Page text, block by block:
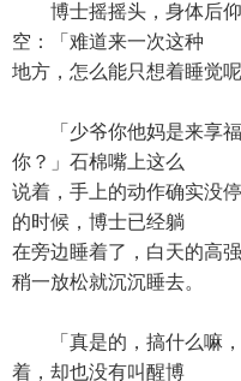
博士摇摇头，身体后仰
空：「难道来一次这种
地方，怎么能只想着睡觉
「少爷你他妈是来享福
你？」石棉嘴上这么
说着，手上的动作确实没
的时候，博士已经躺
在旁边睡着了，白天的高
稍一放松就沉沉睡去。
「真是的，搞什么嘛，
着，却也没有叫醒博